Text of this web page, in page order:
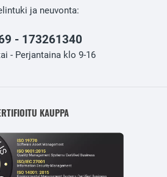
ja neuvonta:
- 173261340
- Perjantaina klo 9-16
KAUPPA